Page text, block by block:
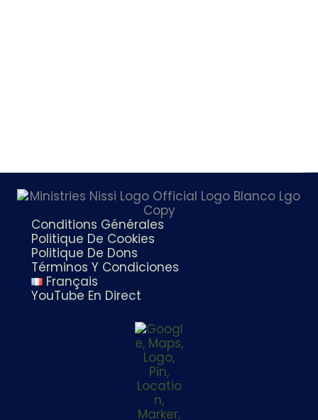
Conditions Générales
Politique De Cookies
Politique De Dons
Términos Y Condiciones
Français
YouTube En Direct